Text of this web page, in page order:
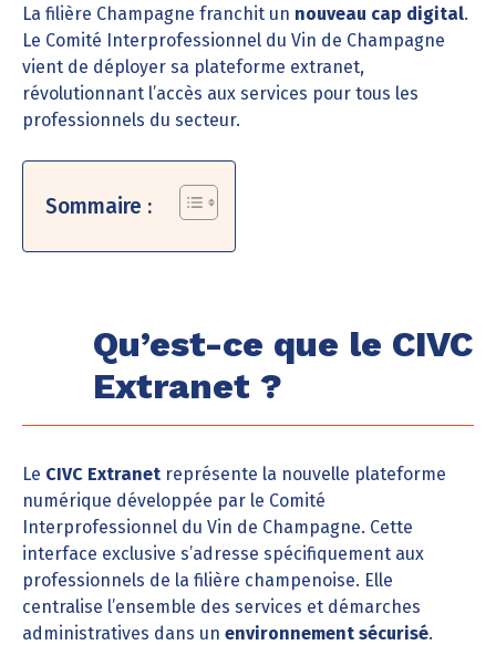
La filière Champagne franchit un nouveau cap digital.
Le Comité Interprofessionnel du Vin de Champagne
vient de déployer sa plateforme extranet,
révolutionnant l’accès aux services pour tous les
professionnels du secteur.
Sommaire :
Qu’est-ce que le CIVC
Extranet ?
Le CIVC Extranet représente la nouvelle plateforme
numérique développée par le Comité
Interprofessionnel du Vin de Champagne. Cette
interface exclusive s’adresse spécifiquement aux
professionnels de la filière champenoise. Elle
centralise l’ensemble des services et démarches
administratives dans un environnement sécurisé.